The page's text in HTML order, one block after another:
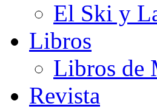
El Ski y
Libros
Libros de
Revista